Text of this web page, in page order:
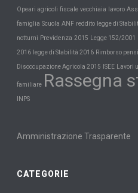
Opeari agricoli fiscale vecchiaia lavoro
famiglia Scuola ANF reddito legge di
notturni Previdenza 2015 Legge 152/2001
2016 legge di Stabilità 2016 Rimborso
Disoccupazione Agricola 2015 ISEE Lavori
familiare Rassegna
INPS
Amministrazione Trasparente
CATEGORIE